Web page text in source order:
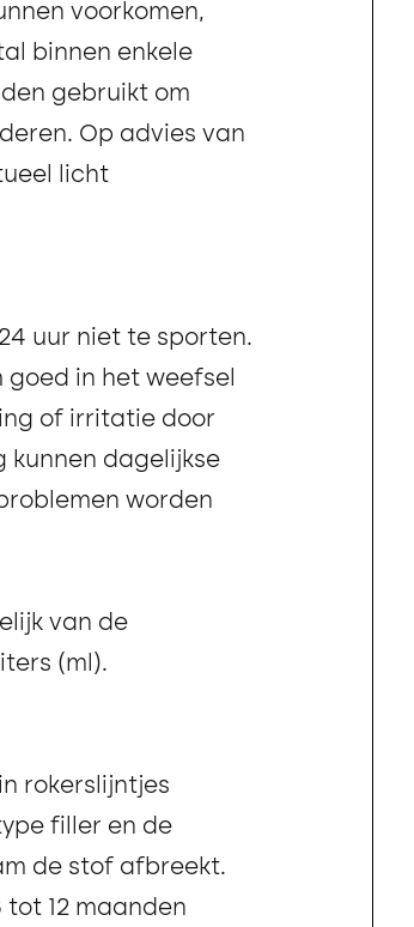
voorkomen,
binnen enkele
gebruikt om
Op advies van
licht
uur niet te sporten.
in het weefsel
of irritatie door
kunnen dagelijkse
worden
van de
(ml).
rokerslijntjes
filler en de
de stof afbreekt.
12 maanden